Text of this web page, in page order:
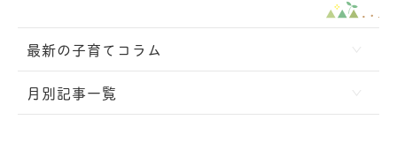
最新の子育てコラム
月別記事一覧